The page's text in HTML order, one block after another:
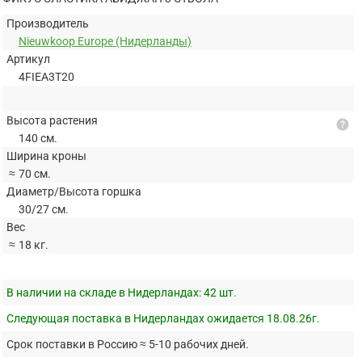
Производитель
Nieuwkoop Europe (Нидерланды)
Артикул
4FIEA3T20
Высота растения
140 см.
Ширина кроны
≈ 70 см.
Диаметр/Высота горшка
30/27 см.
Вес
≈ 18 кг.
help
В наличии на складе в Нидерландах:42 шт.
Следующая поставка в Нидерландах ожидается 18.08.26г.
Срок поставки в Россию ≈ 5-10 рабочих дней.